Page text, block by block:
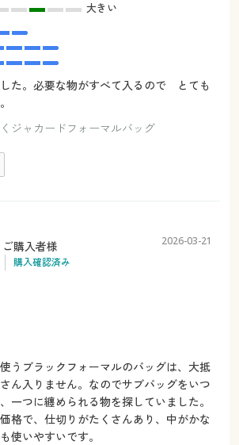
大きい
た。必要な物がすべて入るので とても
ジャカードフォーマルバッグ
ご購入者様
購入確認済み
2026-03-21
うブラックフォーマルのバッグは、大抵
ん入りません。なのでサブバッグをいつ
一つに纏められる物を探していました。
格で、仕切りがたくさんあり、中がかな
使いやすいです。